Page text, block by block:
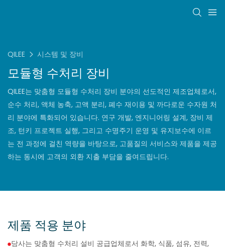
QILEE 시스템 및 장비
모듈형 수처리 장비
QILEE는 맞춤형 모듈형 수처리 장비 분야의 선도적인 제조업체로서,
순수 처리, 액체 농축, 고액 분리, 폐수 재이용 및 까다로운 수자원 처
리 분야에 특화되어 있습니다. 연구 개발, 엔지니어링 설계, 장비 제
조, 턴키 프로젝트 실행, 그리고 수명주기 운영 및 유지보수에 이르
는 전 과정에 걸친 역량을 바탕으로, 고품질의 서비스와 제품을 제공
하는 동시에 고객의 외환 지출 부담을 줄여드립니다.
제품 적용 분야
당사는 맞춤형 수처리 설비 공급업체로서 화학, 식품, 섬유, 전력,